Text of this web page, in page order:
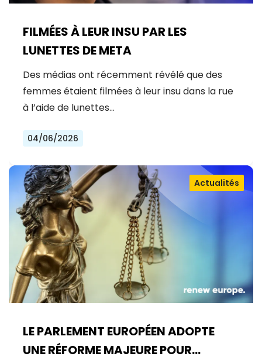
FILMÉES À LEUR INSU PAR LES
LUNETTES DE META
Des médias ont récemment révélé que des
femmes étaient filmées à leur insu dans la rue
à l’aide de lunettes…
04/06/2026
LE PARLEMENT EUROPÉEN ADOPTE
UNE RÉFORME MAJEURE POUR
Actualités